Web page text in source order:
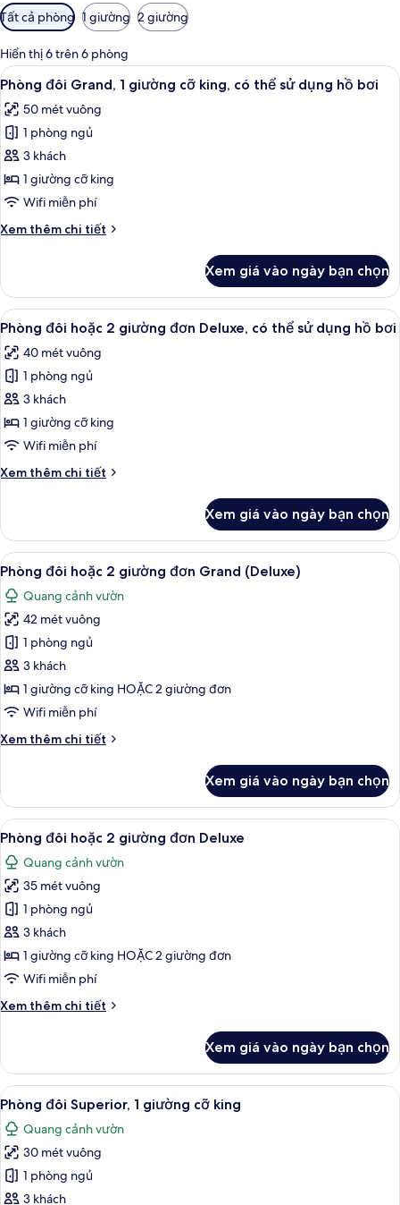
Bộ
lọc
có
thể
dùng
để
lọc
tìm
phòng
Tất cả phòng 1 giường 2 giường
Hiển thị 6 trên 6 phòng
Xem
tất
cả
ảnh
Phòng
đôi
Grand,
giường
có
thể
sử
dụng
hồ
bơi
Phòng đôi Grand, 1 giường cỡ
11
Phòng đôi Grand, 1 giường cỡ king, có thể sử dụng hồ bơi
50 mét vuông
1 phòng ngủ
3 khách
1 giường cỡ king
Wifi miễn phí
Xem thêm chi tiết
Chi
Phòng
đôi
Grand,
giường
cỡ
có
thể
sử
dụng
hồ
Xem giá vào ngày bạn chọn
Xem
tất
cả
ảnh
Phòng
đôi
hoặc
giường
có
thể
sử
dụng
hồ
bơi
Phòng đôi hoặc 2 giường đơn
9
Phòng đôi hoặc 2 giường đơn Deluxe, có thể sử dụng hồ bơi
40 mét vuông
1 phòng ngủ
3 khách
1 giường cỡ king
Wifi miễn phí
Xem thêm chi tiết
Chi
Phòng
đôi
hoặc
giường
đơn
Deluxe,
có
thể
sử
dụng
hồ
Xem giá vào ngày bạn chọn
Xem
tất
cả
ảnh
Phòng
đôi
hoặc
2
đơn
Minibar với thức ăn, đồ uống miễn
9
Phòng đôi hoặc 2 giường đơn Grand (Deluxe)
Quang cảnh vườn
42 mét vuông
1 phòng ngủ
3 khách
1 giường cỡ king HOẶC 2 giường đơn
Wifi miễn phí
Xem thêm chi tiết
Chi
Phòng
đôi
hoặc
giường
đơn
Grand
(Deluxe)
Xem giá vào ngày bạn chọn
Xem
tất
cả
ảnh
Phòng
đôi
hoặc
2
đơn
Phòng đôi hoặc 2 giường đơn
10
Phòng đôi hoặc 2 giường đơn Deluxe
Quang cảnh vườn
35 mét vuông
1 phòng ngủ
3 khách
1 giường cỡ king HOẶC 2 giường đơn
Wifi miễn phí
Xem thêm chi tiết
Chi
Phòng
đôi
hoặc
giường
đơn
Deluxe
Xem giá vào ngày bạn chọn
Xem
tất
cả
ảnh
Phòng
đôi
Phòng đôi Superior, 1 giường cỡ
14
Phòng đôi Superior, 1 giường cỡ king
Quang cảnh vườn
30 mét vuông
1 phòng ngủ
3 khách